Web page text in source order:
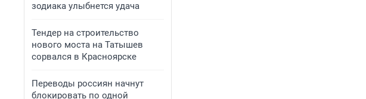
зодиака улыбнется удача
Тендер на строительство
нового моста на Татышев
сорвался в Красноярске
Переводы россиян начнут
блокировать по одной